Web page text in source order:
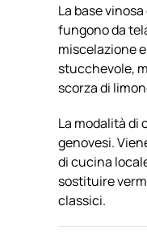
La base
fungono da
miscelazione
stucchevole,
scorza di
La modalità di
genovesi.
di cucina
sostituire
classici.